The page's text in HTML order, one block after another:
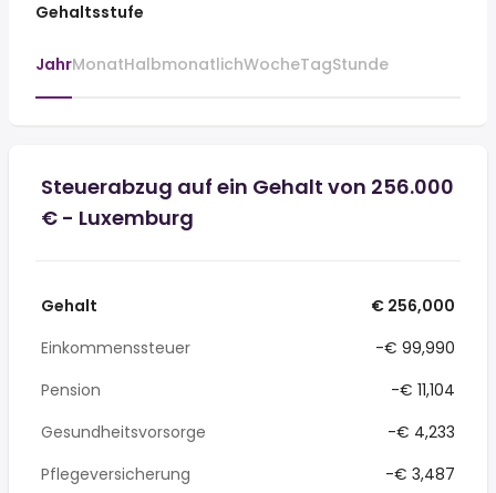
Gehaltsstufe
JahrMonatHalbmonatlichWocheTagStunde
Steuerabzug auf ein Gehalt von 256.000
€ - Luxemburg
Gehalt
€ 256,000
Einkommenssteuer
-€ 99,990
Pension
-€ 11,104
Gesundheitsvorsorge
-€ 4,233
Pflegeversicherung
-€ 3,487